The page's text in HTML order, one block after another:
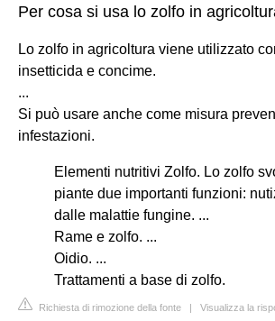
Per cosa si usa lo zolfo in
Lo zolfo in agricoltura viene utilizzato
insetticida e concime.
...
Si può usare anche come misura
infestazioni.
Elementi nutritivi Zolfo. Lo zolfo
piante due importanti funzioni:
dalle malattie fungine. ...
Rame e zolfo. ...
Oidio. ...
Trattamenti a base di zolfo.
Richiesta di rimozione della fonte | Visualizza la